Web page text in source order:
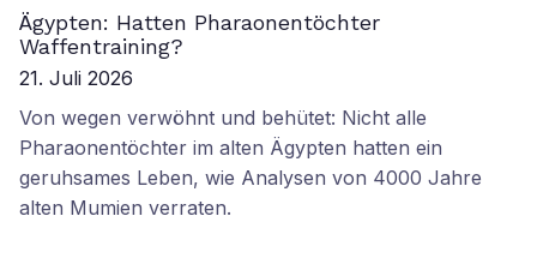
Ägypten: Hatten Pharaonentöchter
Waffentraining?
21. Juli 2026
Von wegen verwöhnt und behütet: Nicht alle
Pharaonentöchter im alten Ägypten hatten ein
geruhsames Leben, wie Analysen von 4000 Jahre
alten Mumien verraten.